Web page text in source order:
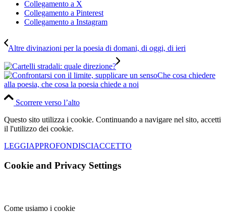
Collegamento a X
Collegamento a Pinterest
Collegamento a Instagram
Altre divinazioni per la poesia di domani, di oggi, di ieri
Che cosa chiedere
alla poesia, che cosa la poesia chiede a noi
Scorrere verso l’alto
Questo sito utilizza i cookie. Continuando a navigare nel sito, accetti
il l'utilizzo dei cookie.
LEGGIAPPROFONDISCIACCETTO
Cookie and Privacy Settings
Come usiamo i cookie